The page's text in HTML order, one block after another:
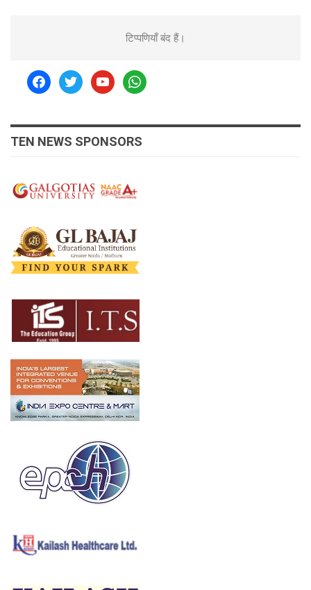
टिप्पणियाँ बंद हैं।
facebooktwitteryoutubewhatsapp
TEN NEWS SPONSORS